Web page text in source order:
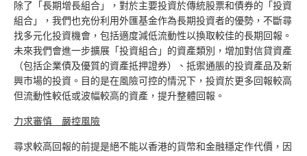
除了「長期增長組合」，對於主要投資於傳統股票和債券的「投資
組合」，我們也充份利用外匯基金作為長期投資者的優勢，不斷尋
找多元化投資機會，包括適度減低流動性以換取較佳的長期回報。
未來我們會進一步擴展「投資組合」的資產類別，增加對信貸資產
（包括企業債及優質的資產抵押證券）、抵禦通脹的投資產品及新
興市場的投資。目的是在風險可控的情況下，投資於更多回報較高
但流動性較低或波幅較高的資產，提升整體回報。
力求審慎 嚴控風險
尋求較高回報的前提是絕不能以香港的貨幣和金融穩定作代價，因